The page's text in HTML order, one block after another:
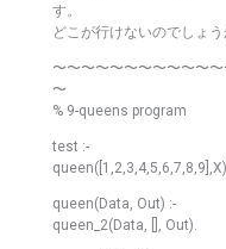
す。
どこが行けないのでしょう
〜〜〜〜〜〜〜〜〜〜〜
〜
% 9-queens program
test :-
queen(Data, Out) :-
queen_2(Data, [], Out).